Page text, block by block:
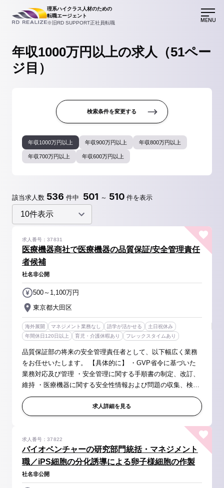
理系ハイクラス人材のための
転職エージェント
※旧RD SUPPORT正社員転職
MENU
年収1000万円以上の求人（51ペー
ジ目）
検索条件を変更する
年収1000万円以上 年収900万円以上 年収800万円以上
年収700万円以上 年収600万円以上
該当求人数 536 件中 501 ～ 510 件を表示
医療機器商社で医療機器の品質保証/安全管理責任
者候補
求人番号：37831
社名非公開
東京都大田区
500～1,100万円
海外展開 マネジメント業務なし 語学が活かせる
土日祝休み
年間休日120日以上
育児・介護休暇あり フレックスタイムあり
品質保証部の将来の安全管理責任者として、以下幅広く業務
をお任せいたします。 【具体的に】 ・GVP省令に基づいた
業務対応及び管理 ・安全管理に関する手順書の制定、改訂、
維持 ・医療機器に関する安全性情報および問題の収集、検
討、評価 ・安全措置の立案と実施、不具合報告 ・製造販売後
安全管製品に関する...
求人詳細を見る
バイオベンチャーの研究部門統括・マネジメント
職／iPS細胞の分化誘導による卵子様細胞の作製
求人番号：37822
社名非公開